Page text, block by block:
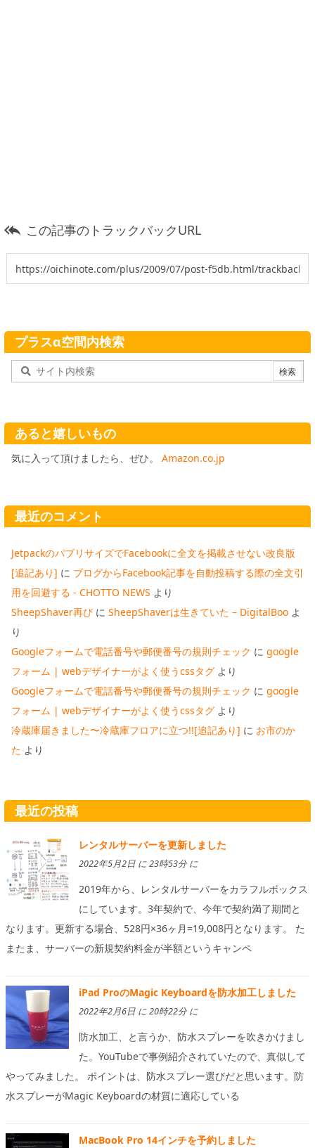
 この記事のトラックバックURL
プラスα空間内検索
あると嬉しいもの
気に入って頂けましたら、ぜひ。 Amazon.co.jp
最近のコメント
JetpackのパブリサイズでFacebookに全文を掲載させない改良版
[追記あり] に ブログからFacebook記事を自動投稿する際の全文引
用を回避する - CHOTTO NEWS より
SheepShaver再び に SheepShaverは生きていた – DigitalBoo よ
り
Googleフォームで電話番号や郵便番号の規則チェック に google
フォーム | webデザイナーがよく使うcssタグ より
Googleフォームで電話番号や郵便番号の規則チェック に google
フォーム | webデザイナーがよく使うcssタグ より
冷蔵庫届きました〜冷蔵庫フロアに立つ!![追記あり] に お市のか
た より
最近の投稿
レンタルサーバーを更新しました
2022年5月2日 に 23時53分 に
2019年から、レンタルサーバーをカラフルボックス
にしています。3年契約で、今年で契約満了期間と
なります。更新する場合、528円×36ヶ月=19,008円となります。 た
またま、サーバーの新規契約料金が半額というキャンペ
iPad ProのMagic Keyboardを防水加工しました
2022年2月6日 に 20時22分 に
防水加工、と言うか、防水スプレーを吹きかけまし
た。YouTubeで事例紹介されていたので、真似して
やってみました。 ポイントは、防水スプレー選びだと思います。防
水スプレーがMagic Keyboardの材質に適応している
MacBook Pro 14インチを予約しました